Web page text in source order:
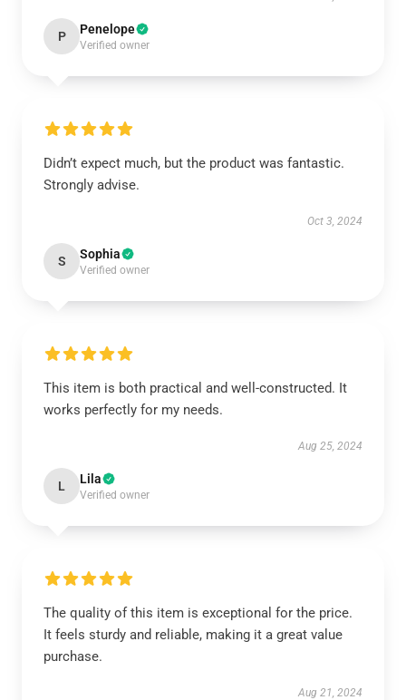
P Penelope
Verified owner
Didn’t expect much, but the product was fantastic.
Strongly advise.
Oct 3, 2024
S Sophia
Verified owner
This item is both practical and well-constructed. It
works perfectly for my needs.
Aug 25, 2024
L Lila
Verified owner
The quality of this item is exceptional for the price.
It feels sturdy and reliable, making it a great value
purchase.
Aug 21, 2024